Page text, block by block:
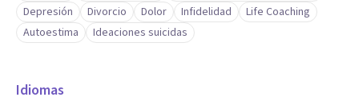
Depresión
Divorcio Dolor Infidelidad
Life Coaching
Autoestima
Ideaciones suicidas
Idiomas